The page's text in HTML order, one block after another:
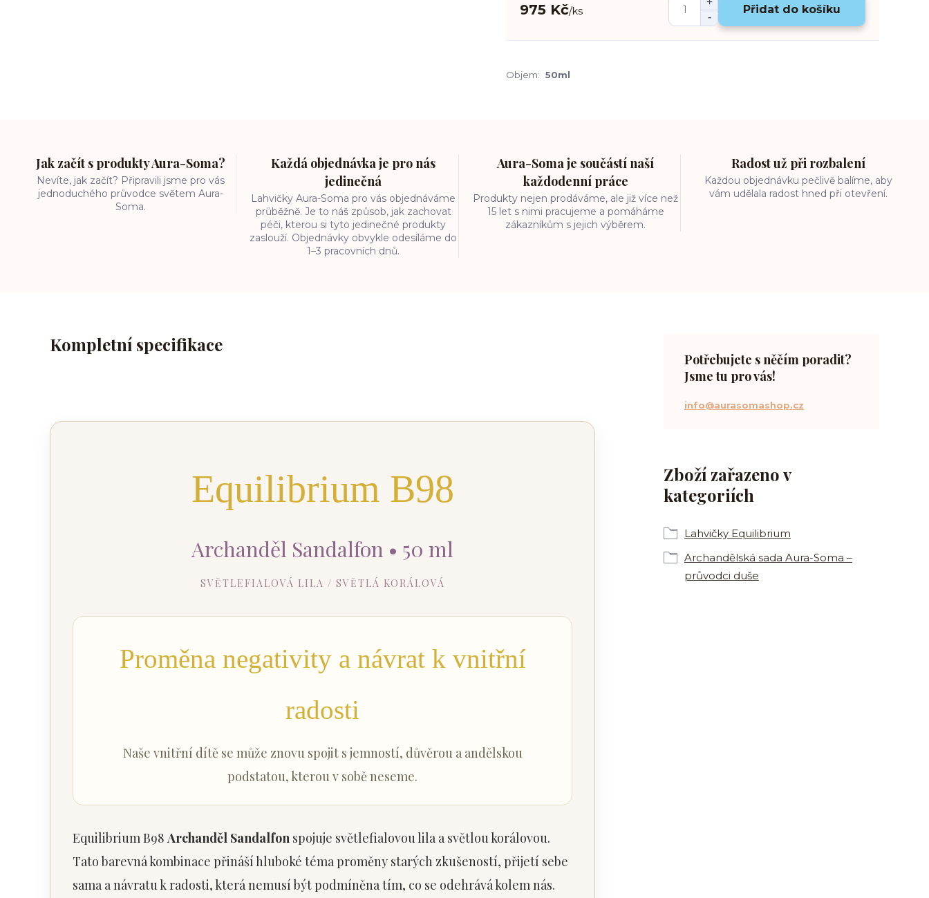
975 Kč/ks Přidat do košíku
Objem: 50ml
Jak začít s produkty Aura-Soma?
Nevíte, jak začít? Připravili jsme pro vás
jednoduchého průvodce světem Aura-
Soma.
Každá objednávka je pro nás
jedinečná
Lahvičky Aura-Soma pro vás objednáváme
průběžně. Je to náš způsob, jak zachovat
péči, kterou si tyto jedinečné produkty
zaslouží. Objednávky obvykle odesíláme do
1–3 pracovních dnů.
Aura-Soma je součástí naší
každodenní práce
Produkty nejen prodáváme, ale již více než
15 let s nimi pracujeme a pomáháme
zákazníkům s jejich výběrem.
Radost už při rozbalení
Každou objednávku pečlivě balíme, aby
vám udělala radost hned při otevření.
Kompletní specifikace
Equilibrium B98
Archanděl Sandalfon • 50 ml
SVĚTLEFIALOVÁ LILA / SVĚTLÁ KORÁLOVÁ
Proměna negativity a návrat k vnitřní
radosti
Naše vnitřní dítě se může znovu spojit s jemností, důvěrou a andělskou
podstatou, kterou v sobě neseme.
Equilibrium B98 Archanděl Sandalfon spojuje světlefialovou lila a světlou korálovou.
Tato barevná kombinace přináší hluboké téma proměny starých zkušeností, přijetí sebe
sama a návratu k radosti, která nemusí být podmíněna tím, co se odehrává kolem nás.
Zboží zařazeno v
kategoriích
Lahvičky Equilibrium
Archandělská sada Aura-Soma –
průvodci duše
Potřebujete s něčím poradit?
Jsme tu pro vás!
info@aurasomashop.cz